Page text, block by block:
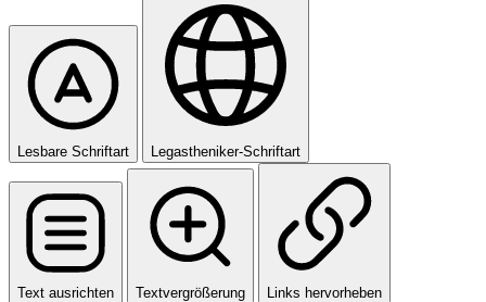
Lesbare Schriftart Legastheniker-Schriftart
Text ausrichten Textvergrößerung Links hervorheben